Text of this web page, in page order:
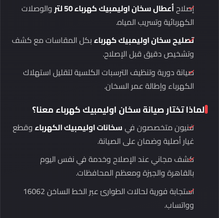
إصلاحأعطال سخان اوليمبيك كهرباء 50 لتر
والوصلات
الكهربائية وتسريب المياه.
تصليح سخان اوليمبيك كهرباءبكل المقاسات مع كشف
وتشخيص دقيق قبل الإصلاح.
صيانة دورية وتنظيف الترسبات الكلسية لتقليل استهلاك
الكهرباء وإطالة عمر السخان.
لماذا تختار صيانة سخان اوليمبيك كهرباء معنا؟
فنيون متخصصون فيسخانات اوليمبيك الكهرباءوقطع
غيار أصلية وضمان على الصيانة.
كشف مجاني عند الإصلاح وخدمة في نفس اليوم
بالقاهرة والجيزة ومعظم المحافظات.
استجابة فورية لحالات الطوارئ عبر الخط الساخن 16062
وواتساب.